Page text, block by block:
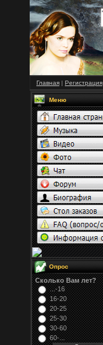
Главная | Регистрация
Меню
Опрос
Сколько Вам лет?
...-16
16-20
20-25
25-30
30-60
60-...